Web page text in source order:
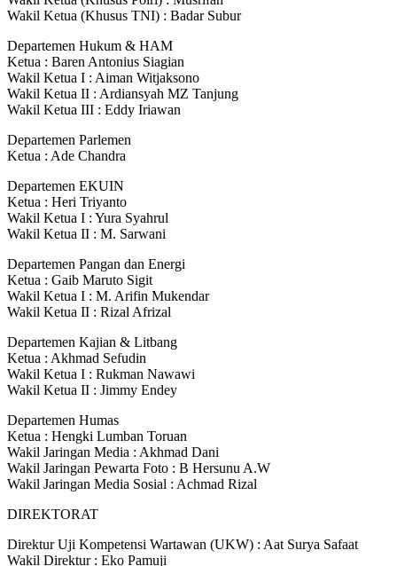
Wakil Ketua (Khusus TNI) : Badar Subur
Departemen Hukum & HAM
Ketua : Baren Antonius Siagian
Wakil Ketua I : Aiman Witjaksono
Wakil Ketua II : Ardiansyah MZ Tanjung
Wakil Ketua III : Eddy Iriawan
Departemen Parlemen
Ketua : Ade Chandra
Departemen EKUIN
Ketua : Heri Triyanto
Wakil Ketua I : Yura Syahrul
Wakil Ketua II : M. Sarwani
Departemen Pangan dan Energi
Ketua : Gaib Maruto Sigit
Wakil Ketua I : M. Arifin Mukendar
Wakil Ketua II : Rizal Afrizal
Departemen Kajian & Litbang
Ketua : Akhmad Sefudin
Wakil Ketua I : Rukman Nawawi
Wakil Ketua II : Jimmy Endey
Departemen Humas
Ketua : Hengki Lumban Toruan
Wakil Jaringan Media : Akhmad Dani
Wakil Jaringan Pewarta Foto : B Hersunu A.W
Wakil Jaringan Media Sosial : Achmad Rizal
DIREKTORAT
Direktur Uji Kompetensi Wartawan (UKW) : Aat Surya Safaat
Wakil Direktur : Eko Pamuji